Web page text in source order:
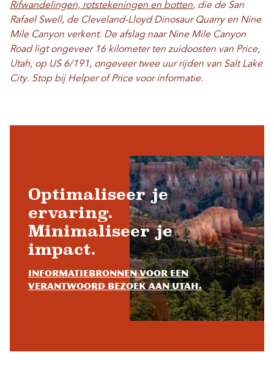
Rifwandelingen, rotstekeningen en botten, die de San
Rafael Swell, de Cleveland-Lloyd Dinosaur Quarry en Nine
Mile Canyon verkent. De afslag naar Nine Mile Canyon
Road ligt ongeveer 16 kilometer ten zuidoosten van Price,
Utah, op US 6/191, ongeveer twee uur rijden van Salt Lake
City. Stop bij Helper of Price voor informatie.
Optimaliseer je
ervaring.
Minimaliseer je
impact.
Informatiebronnen voor een
verantwoord bezoek aan Utah.